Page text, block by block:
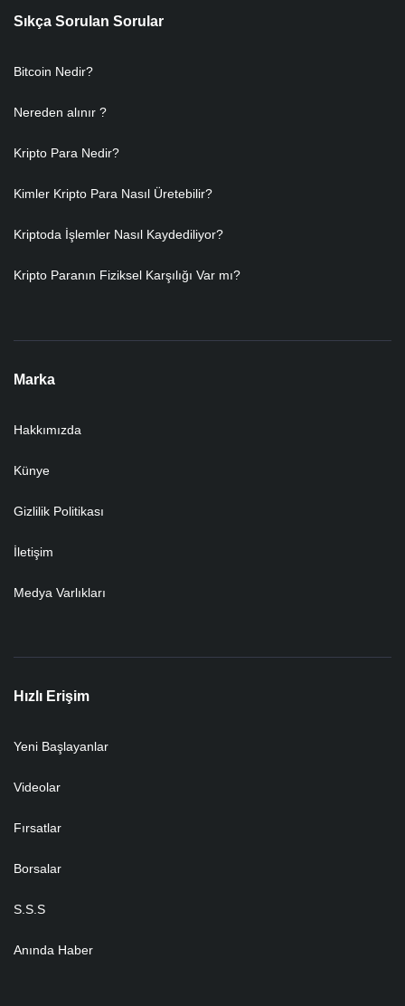
Sıkça Sorulan Sorular
Bitcoin Nedir?
Nereden alınır ?
Kripto Para Nedir?
Kimler Kripto Para Nasıl Üretebilir?
Kriptoda İşlemler Nasıl Kaydediliyor?
Kripto Paranın Fiziksel Karşılığı Var mı?
Marka
Hakkımızda
Künye
Gizlilik Politikası
İletişim
Medya Varlıkları
Hızlı Erişim
Yeni Başlayanlar
Videolar
Fırsatlar
Borsalar
S.S.S
Anında Haber